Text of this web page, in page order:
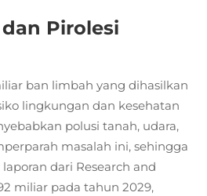
Pirolesi
ban limbah yang dihasilkan
lingkungan dan kesehatan
polusi tanah, udara,
masalah ini, sehingga
dari Research and
miliar pada tahun 2029,